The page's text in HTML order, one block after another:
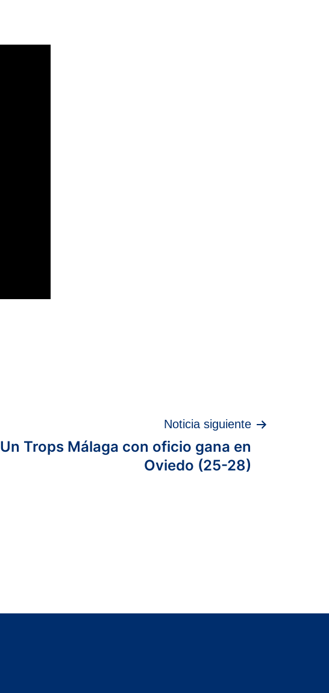
Noticia siguiente
Un Trops Málaga con oficio gana en
Oviedo (25-28)